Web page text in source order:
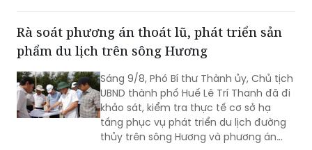
Rà soát phương án thoát lũ, phát triển sản
phẩm du lịch trên sông Hương
Sáng 9/8, Phó Bí thư Thành ủy, Chủ tịch
UBND thành phố Huế Lê Trí Thanh đã đi
khảo sát, kiểm tra thực tế cơ sở hạ
tầng phục vụ phát triển du lịch đường
thủy trên sông Hương và phương án